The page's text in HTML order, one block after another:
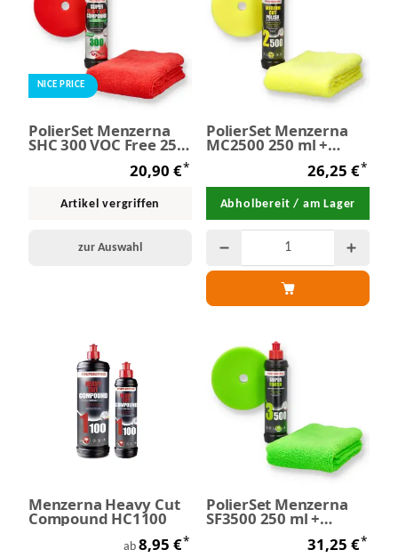
NICE PRICE
PolierSet Menzerna
SHC 300 VOC Free 250
Mikrofasertuch20,90 €*
Artikel vergriffen
zur Auswahl
PolierSet Menzerna
MC2500 250 ml +
Mikrofasertuch26,25 €*
Abholbereit / am Lager
Menzerna Heavy Cut
Compound HC1100
ab 8,95 €*
PolierSet Menzerna
SF3500 250 ml +
Mikrofasertuch31,25 €*